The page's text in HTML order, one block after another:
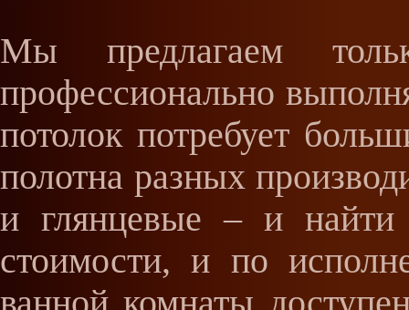
Мы предлагаем
профессионально
потолок потребует
полотна разных
и глянцевые – и найти
стоимости, и по